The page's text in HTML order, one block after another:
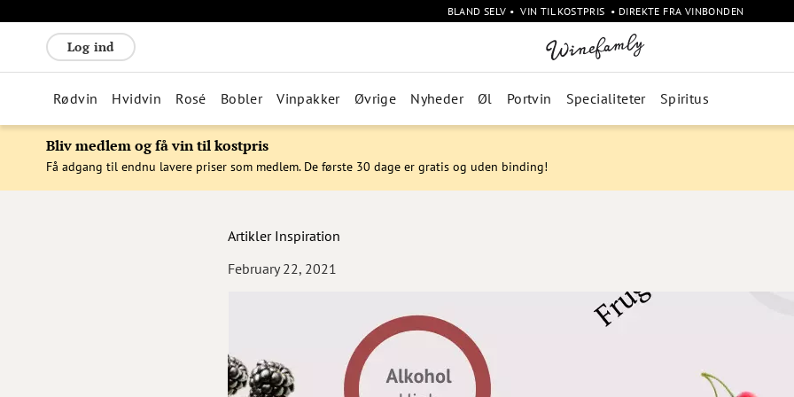
BLAND SELV • VIN TIL KOSTPRIS • DIREKTE FRA VINBONDEN
Log ind
Rødvin Hvidvin Rosé Bobler Vinpakker Øvrige Nyheder Øl Portvin Specialiteter Spiritus
Bliv medlem og få vin til kostpris
Få adgang til endnu lavere priser som medlem. De første 30 dage er gratis og uden binding!
Artikler Inspiration
February 22, 2021